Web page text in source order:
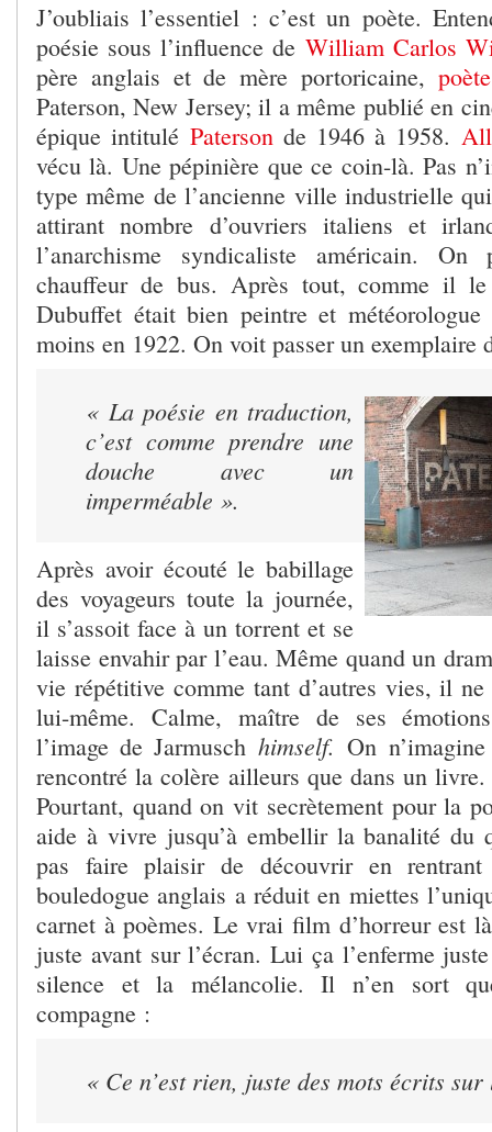
J’oubliais l’essentiel : c’est un poète.
poésie sous l’influence de William Carlos
père anglais et de mère portoricaine,
Paterson, New Jersey; il a même publié en
épique intituléPatersonde 1946 à 1958.
vécu là. Une pépinière que ce coin-là. Pas
type même de l’ancienne ville industrielle
attirant nombre d’ouvriers italiens et
l’anarchisme syndicaliste américain.
chauffeur de bus. Après tout, comme il
Dubuffet était bien peintre et
moins en 1922. On voit passer un exemplaire
« La poésie en traduction,
c’est comme prendre une
douche avec un
imperméable ».
Après avoir écouté le babillage
des voyageurs toute la journée,
il s’assoit face à un torrent et se
laisse envahir par l’eau. Même quand un
vie répétitive comme tant d’autres vies, il ne
lui-même. Calme, maître de ses
l’image de Jarmuschhimself. On
rencontré la colère ailleurs que dans un
Pourtant, quand on vit secrètement pour la
aide à vivre jusqu’à embellir la banalité du
pas faire plaisir de découvrir en
bouledogue anglais a réduit en miettes
carnet à poèmes. Le vrai film d’horreur est
juste avant sur l’écran. Lui ça l’enferme
silence et la mélancolie. Il n’en sort
compagne :
« Ce n’est rien, juste des mots écrits sur